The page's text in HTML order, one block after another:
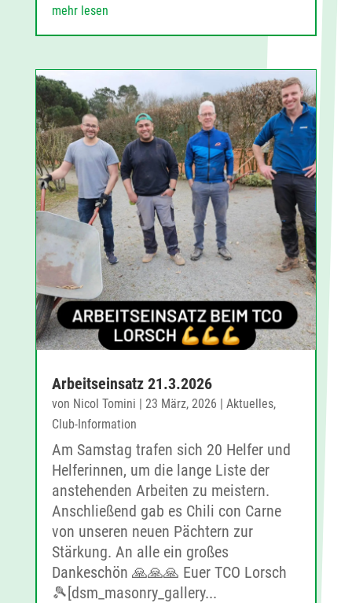
mehr lesen
Arbeitseinsatz 21.3.2026
von Nicol Tomini | 23 März, 2026 | Aktuelles,
Club-Information
Am Samstag trafen sich 20 Helfer und
Helferinnen, um die lange Liste der
anstehenden Arbeiten zu meistern.
Anschließend gab es Chili con Carne
von unseren neuen Pächtern zur
Stärkung. An alle ein großes
Dankeschön 🙏🙏🙏 Euer TCO Lorsch
🎾[dsm_masonry_gallery...